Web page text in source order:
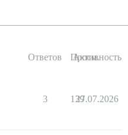
Ответов Просм.
Активность
3 139
27.07.2026